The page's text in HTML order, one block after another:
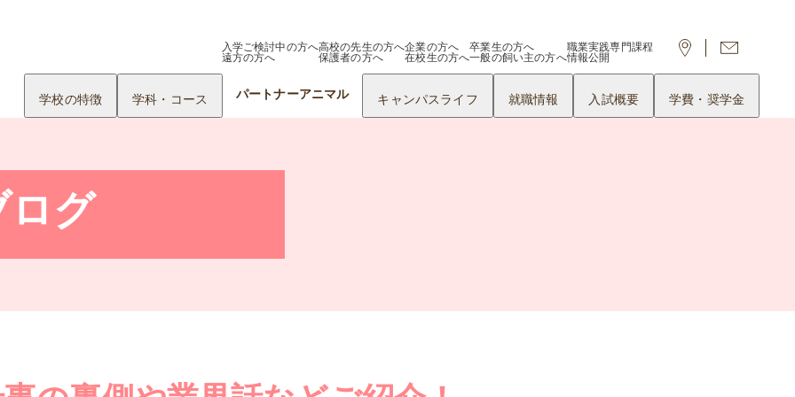
入学ご検討中の方へ
遠方の方へ
高校の先生の方へ
保護者の方へ
企業の方へ
在校生の方へ
卒業生の方へ
一般の飼い主の方へ
職業実践専門課程
情報公開
学校の特徴 学科・コース パートナーアニマル キャンパスライフ 就職情報 入試概要 学費・奨学金
ログ